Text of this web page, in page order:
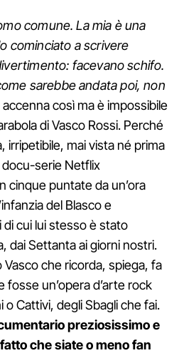
comune. La mia è una
cominciato a scrivere
facevano schifo.
sarebbe andata poi, non
accenna così ma è impossibile
di Vasco Rossi. Perché
irripetibile, mai vista né prima
serie Netflix
cinque puntate da un’ora
del Blasco e
cui lui stesso è stato
dai Settanta ai giorni nostri.
Vasco che ricorda, spiega, fa
fosse un’opera d’arte rock
Cattivi, degli Sbagli che fai.
preziosissimo e
che siate o meno fan